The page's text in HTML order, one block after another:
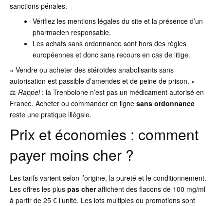
sanctions pénales.
Vérifiez les mentions légales du site et la présence d’un
pharmacien responsable.
Les achats sans ordonnance sont hors des règles
européennes et donc sans recours en cas de litige.
« Vendre ou acheter des stéroïdes anabolisants sans
autorisation est passible d’amendes et de peine de prison. »
⚖️ Rappel: la Trenbolone n’est pas un médicament autorisé en
France. Acheter ou commander en ligne sans ordonnance
reste une pratique illégale.
Prix et économies : comment
payer moins cher ?
Les tarifs varient selon l’origine, la pureté et le conditionnement.
Les offres les plus pas cheraffichent des flacons de 100 mg/ml
à partir de 25 € l’unité. Les lots multiples ou promotions sont